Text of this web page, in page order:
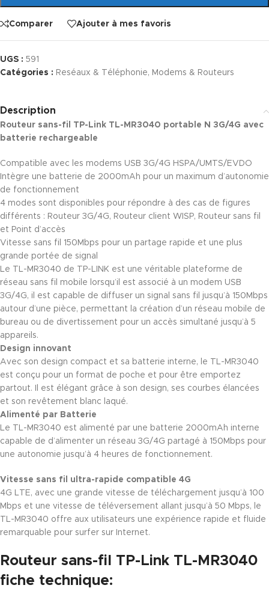
Comparer Ajouter à mes favoris
UGS : 591
Catégories : Reséaux & Téléphonie, Modems & Routeurs
Description
Routeur sans-fil TP-Link TL-MR3040 portable N 3G/4G avec
batterie rechargeable
Compatible avec les modems USB 3G/4G HSPA/UMTS/EVDO
Intègre une batterie de 2000mAh pour un maximum d’autonomie
de fonctionnement
4 modes sont disponibles pour répondre à des cas de figures
différents : Routeur 3G/4G, Routeur client WISP, Routeur sans fil
et Point d’accès
Vitesse sans fil 150Mbps pour un partage rapide et une plus
grande portée de signal
Le TL-MR3040 de TP-LINK est une véritable plateforme de
réseau sans fil mobile lorsqu’il est associé à un modem USB
3G/4G, il est capable de diffuser un signal sans fil jusqu’à 150Mbps
autour d’une pièce, permettant la création d’un réseau mobile de
bureau ou de divertissement pour un accès simultané jusqu’à 5
appareils.
Design innovant
Avec son design compact et sa batterie interne, le TL-MR3040
est conçu pour un format de poche et pour être emportez
partout. Il est élégant grâce à son design, ses courbes élancées
et son revêtement blanc laqué.
Alimenté par Batterie
Le TL-MR3040 est alimenté par une batterie 2000mAh interne
capable de d’alimenter un réseau 3G/4G partagé à 150Mbps pour
une autonomie jusqu’à 4 heures de fonctionnement.
Vitesse sans fil ultra-rapide compatible 4G
4G LTE, avec une grande vitesse de téléchargement jusqu’à 100
Mbps et une vitesse de téléversement allant jusqu’à 50 Mbps, le
TL-MR3040 offre aux utilisateurs une expérience rapide et fluide
remarquable pour surfer sur Internet.
Routeur sans-fil TP-Link TL-MR3040
fiche technique: